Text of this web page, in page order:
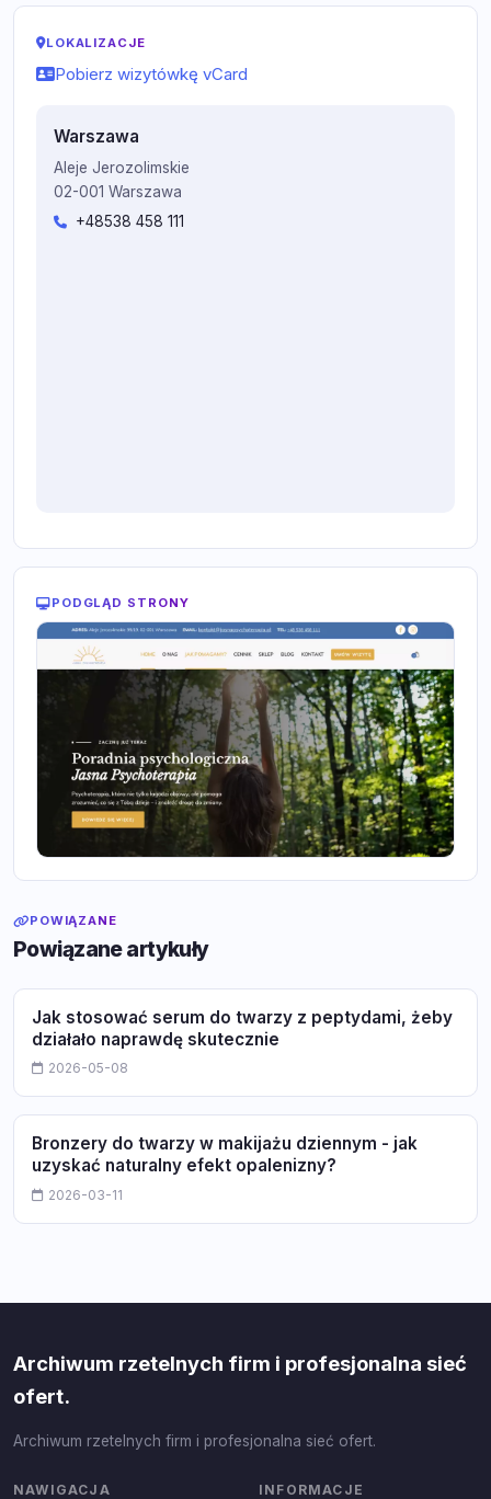
LOKALIZACJE
Pobierz wizytówkę vCard
Warszawa
Aleje Jerozolimskie
02-001 Warszawa
+48538 458 111
PODGLĄD STRONY
POWIĄZANE
Powiązane artykuły
Jak stosować serum do twarzy z peptydami, żeby
działało naprawdę skutecznie
2026-05-08
Bronzery do twarzy w makijażu dziennym - jak
uzyskać naturalny efekt opalenizny?
2026-03-11
Archiwum rzetelnych firm i profesjonalna sieć
ofert.
Archiwum rzetelnych firm i profesjonalna sieć ofert.
NAWIGACJA INFORMACJE